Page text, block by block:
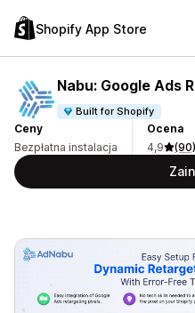
Shopify App Store
Nabu: Google Ads
Built for Shopify
Ceny
Bezpłatna instalacja
Ocena
4,9
(90)